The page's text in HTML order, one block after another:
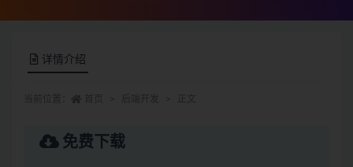
详情介绍
免费下载